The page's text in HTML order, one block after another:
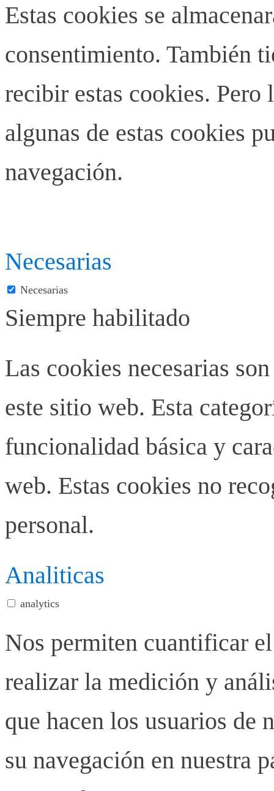
Estas cookies se
consentimiento. También
recibir estas cookies.
algunas de estas cookies
navegación.
Necesarias
Necesarias
Siempre habilitado
Las cookies necesarias
este sitio web. Esta
funcionalidad básica y
web. Estas cookies no
personal.
Analiticas
analytics
Nos permiten cuantificar
realizar la medición y
que hacen los usuarios de
su navegación en nuestra